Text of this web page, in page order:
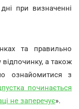
при визначенні
та правильно
а також
ознайомитися з
починається
не заперечує».